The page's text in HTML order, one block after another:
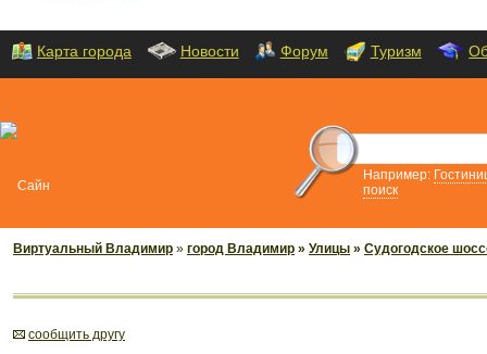
Карта города Новости Форум Туризм
Например:
поиск
Виртуальный Владимир » город Владимир » Улицы » Судогодское
cообщить другу